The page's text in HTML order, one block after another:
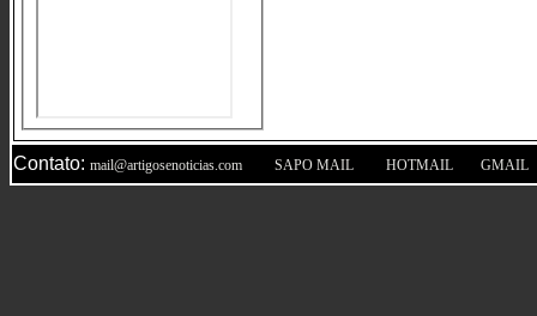
Contato: mail@artigosenoticias.com SAPO MAIL HOTMAIL GMAIL